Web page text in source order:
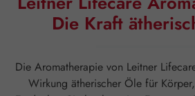
Die Kraft
Die Aromatherapie von Leitner
Wirkung ätherischer Öle für